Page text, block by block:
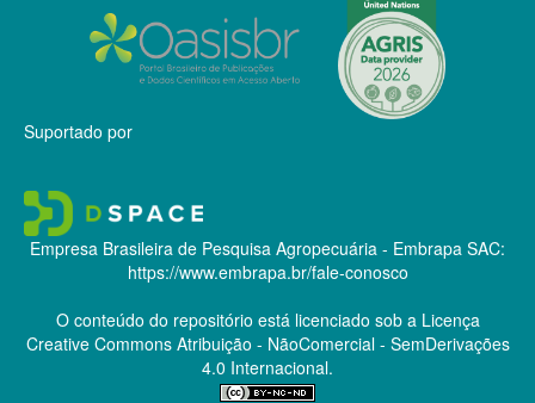
Suportado por
Empresa Brasileira de Pesquisa Agropecuária - Embrapa SAC:
https://www.embrapa.br/fale-conosco
O conteúdo do repositório está licenciado sob a Licença
Creative CommonsAtribuição - NãoComercial - SemDerivações
4.0 Internacional.